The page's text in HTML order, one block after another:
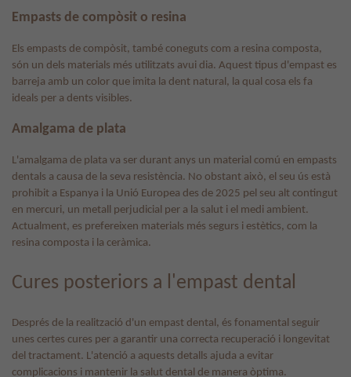
Empasts de compòsit o resina
Els empasts de compòsit, també coneguts com a resina composta,
són un dels materials més utilitzats avui dia. Aquest tipus d'empast es
barreja amb un color que imita la dent natural, la qual cosa els fa
ideals per a dents visibles.
Amalgama de plata
L'amalgama de plata va ser durant anys un material comú en empasts
dentals a causa de la seva resistència. No obstant això, el seu ús està
prohibit a Espanya i la Unió Europea des de 2025 pel seu alt contingut
en mercuri, un metall perjudicial per a la salut i el medi ambient.
Actualment, es prefereixen materials més segurs i estètics, com la
resina composta i la ceràmica.
Cures posteriors a l'empast dental
Després de la realització d'un empast dental, és fonamental seguir
unes certes cures per a garantir una correcta recuperació i longevitat
del tractament. L'atenció a aquests detalls ajuda a evitar
complicacions i mantenir la salut dental de manera òptima.